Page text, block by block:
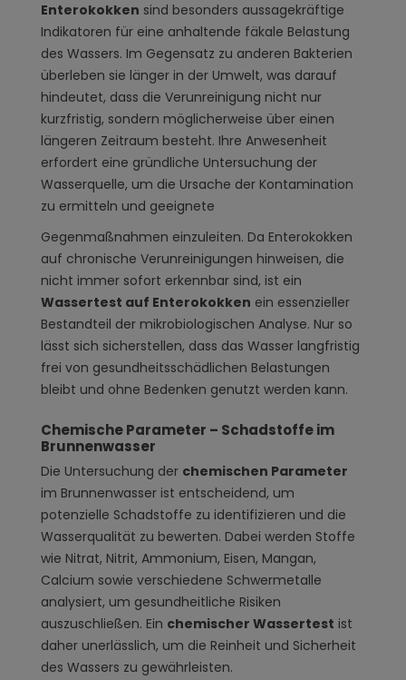
Enterokokken sind besonders aussagekräftige
Indikatoren für eine anhaltende fäkale Belastung
des Wassers. Im Gegensatz zu anderen Bakterien
überleben sie länger in der Umwelt, was darauf
hindeutet, dass die Verunreinigung nicht nur
kurzfristig, sondern möglicherweise über einen
längeren Zeitraum besteht. Ihre Anwesenheit
erfordert eine gründliche Untersuchung der
Wasserquelle, um die Ursache der Kontamination
zu ermitteln und geeignete
Gegenmaßnahmen einzuleiten. Da Enterokokken
auf chronische Verunreinigungen hinweisen, die
nicht immer sofort erkennbar sind, ist ein
Wassertest auf Enterokokken ein essenzieller
Bestandteil der mikrobiologischen Analyse. Nur so
lässt sich sicherstellen, dass das Wasser langfristig
frei von gesundheitsschädlichen Belastungen
bleibt und ohne Bedenken genutzt werden kann.
Chemische Parameter – Schadstoffe im
Brunnenwasser
Die Untersuchung der chemischen Parameter
im Brunnenwasser ist entscheidend, um
potenzielle Schadstoffe zu identifizieren und die
Wasserqualität zu bewerten. Dabei werden Stoffe
wie Nitrat, Nitrit, Ammonium, Eisen, Mangan,
Calcium sowie verschiedene Schwermetalle
analysiert, um gesundheitliche Risiken
auszuschließen. Ein chemischer Wassertest ist
daher unerlässlich, um die Reinheit und Sicherheit
des Wassers zu gewährleisten.